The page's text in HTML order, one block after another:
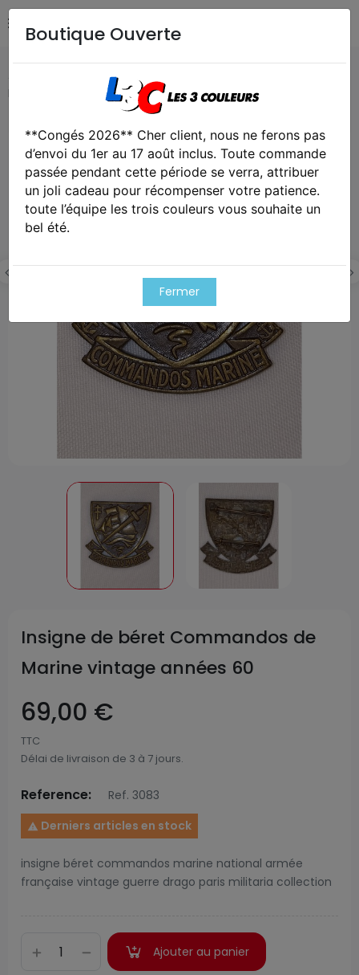
Collection
Marine vintage années 60
Insigne de béret Commandos de
Marine vintage années 60
69,00 €
TTC
Délai de livraison de 3 à 7 jours.
Reference: Ref. 3083
 Derniers articles en stock
insigne béret commandos marine national armée
française vintage guerre drago paris militaria collection
Ajouter au panier
Boutique Ouverte
**Congés 2026** Cher client, nous ne ferons pas
d’envoi du 1er au 17 août inclus. Toute commande
passée pendant cette période se verra, attribuer
un joli cadeau pour récompenser votre patience.
toute l’équipe les trois couleurs vous souhaite un
bel été.
Fermer